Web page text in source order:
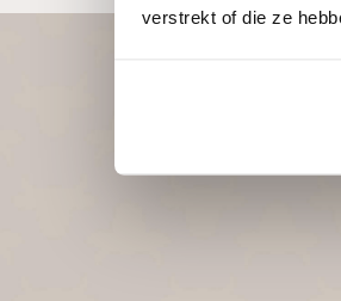
verstrekt of die ze